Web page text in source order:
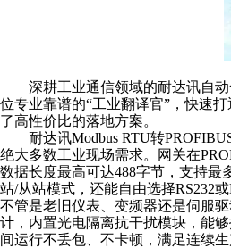
深耕工业通信领域的耐达讯自
位专业靠谱的“工业翻译官”，快速
了高性价比的落地方案。
耐达讯Modbus RTU转
绝大多数工业现场需求。网关在
数据长度最高可达488字节，支持最
站/从站模式，还能自由选择RS232
不管是老旧仪表、变频器还是伺服
计，内置光电隔离抗干扰模块，能
间运行不丢包、不卡顿，满足连续